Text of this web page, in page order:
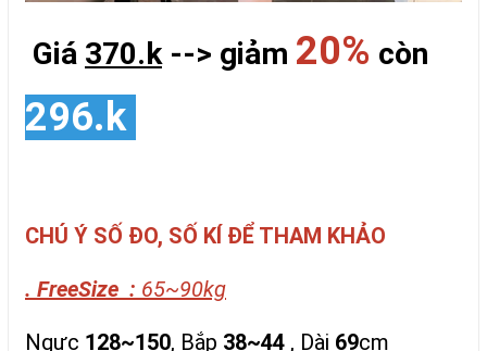
Giá 370.k--> giảm 20% còn
296.k
CHÚ Ý SỐ ĐO, SỐ KÍ ĐỂ THAM KHẢO
. FreeSize : 65~90kg
Ngực 128~150, Bắp 38~44 , Dài 69cm